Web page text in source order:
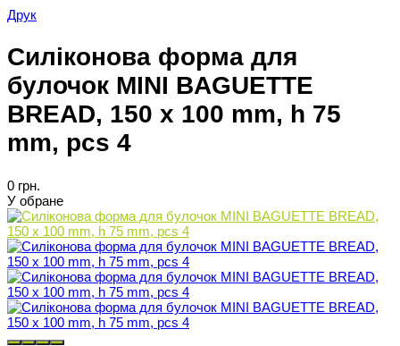
Друк
Силіконова форма для
булочок MINI BAGUETTE
BREAD, 150 x 100 mm, h 75
mm, pcs 4
0 грн.
У обране